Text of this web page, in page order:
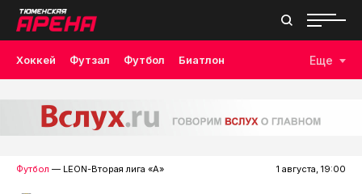
Хоккей Футзал Футбол Биатлон Еще
Футбол — LEON-Вторая лига «А» 1 августа, 19:00